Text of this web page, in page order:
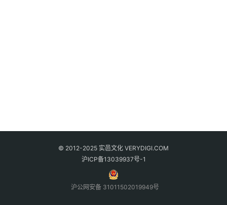
© 2012-2025 实邑文化 VERYDIGI.COM
沪ICP备13039937号-1
沪公网安备 31011502019949号